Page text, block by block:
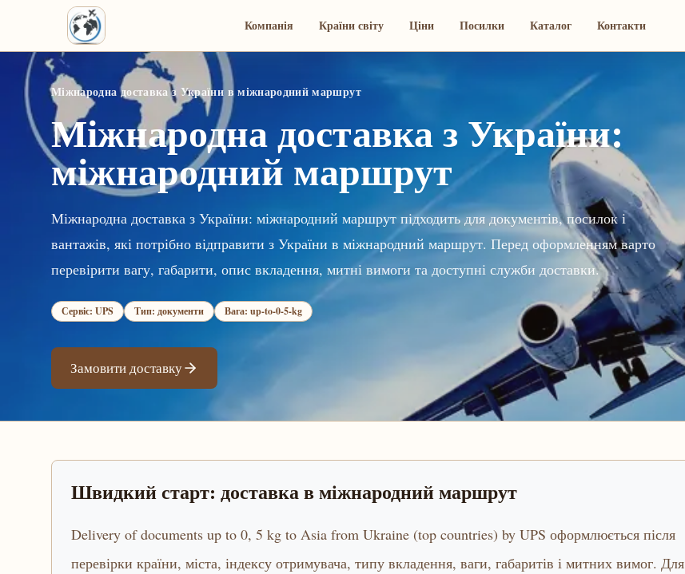
Компанія Країни світу Ціни Посилки Каталог Контакти
Міжнародна доставка з України в міжнародний маршрут
Міжнародна доставка з України:
міжнародний маршрут
Міжнародна доставка з України: міжнародний маршрут підходить для документів, посилок і
вантажів, які потрібно відправити з України в міжнародний маршрут. Перед оформленням варто
перевірити вагу, габарити, опис вкладення, митні вимоги та доступні служби доставки.
Сервіс: UPS Тип: документи Вага: up-to-0-5-kg
Замовити доставку
Швидкий старт: доставка в міжнародний маршрут
Delivery of documents up to 0, 5 kg to Asia from Ukraine (top countries) by UPS оформлюється після
перевірки країни, міста, індексу отримувача, типу вкладення, ваги, габаритів і митних вимог. Для